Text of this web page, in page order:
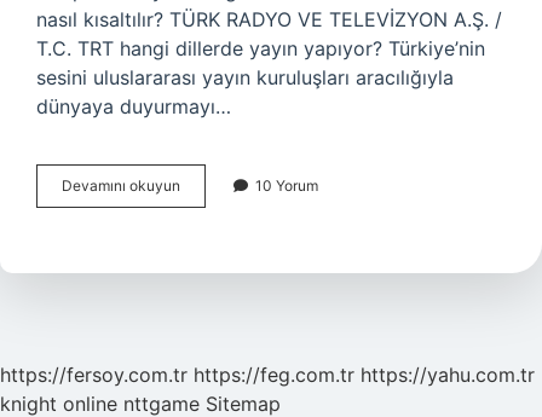
nasıl kısaltılır? TÜRK RADYO VE TELEVİZYON A.Ş. /
T.C. TRT hangi dillerde yayın yapıyor? Türkiye’nin
sesini uluslararası yayın kuruluşları aracılığıyla
dünyaya duyurmayı…
Devamını okuyun
Neyin
10 Yorum
https://fersoy.com.tr https://feg.com.tr https://yahu.com.tr
knight online nttgame Sitemap